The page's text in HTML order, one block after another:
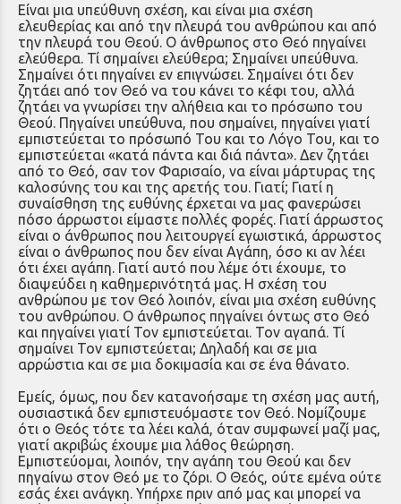
Είναι μια υπεύθυνη σχέση, και είναι μια σχέση
ελευθερίας και από την πλευρά του ανθρώπου και από
την πλευρά του Θεού. Ο άνθρωπος στο Θεό πηγαίνει
ελεύθερα. Τί σημαίνει ελεύθερα; Σημαίνει υπεύθυνα.
Σημαίνει ότι πηγαίνει εν επιγνώσει. Σημαίνει ότι δεν
ζητάει από τον Θεό να του κάνει το κέφι του, αλλά
ζητάει να γνωρίσει την αλήθεια και το πρόσωπο του
Θεού. Πηγαίνει υπεύθυνα, που σημαίνει, πηγαίνει γιατί
εμπιστεύεται το πρόσωπό Του και το Λόγο Του, και το
εμπιστεύεται «κατά πάντα και διά πάντα». Δεν ζητάει
από το Θεό, σαν τον Φαρισαίο, να είναι μάρτυρας της
καλοσύνης του και της αρετής του. Γιατί; Γιατί η
συναίσθηση της ευθύνης έρχεται να μας φανερώσει
πόσο άρρωστοι είμαστε πολλές φορές. Γιατί άρρωστος
είναι ο άνθρωπος που λειτουργεί εγωιστικά, άρρωστος
είναι ο άνθρωπος που δεν είναι Αγάπη, όσο κι αν λέει
ότι έχει αγάπη. Γιατί αυτό που λέμε ότι έχουμε, το
διαψεύδει η καθημερινότητά μας. Η σχέση του
ανθρώπου με τον Θεό λοιπόν, είναι μια σχέση ευθύνης
του ανθρώπου. Ο άνθρωπος πηγαίνει όντως στο Θεό
και πηγαίνει γιατί Τον εμπιστεύεται. Τον αγαπά. Τί
σημαίνει Τον εμπιστεύεται; Δηλαδή και σε μια
αρρώστια και σε μια δοκιμασία και σε ένα θάνατο.
Εμείς, όμως, που δεν κατανοήσαμε τη σχέση μας αυτή,
ουσιαστικά δεν εμπιστευόμαστε τον Θεό. Νομίζουμε
ότι ο Θεός τότε τα λέει καλά, όταν συμφωνεί μαζί μας,
γιατί ακριβώς έχουμε μια λάθος θεώρηση.
Εμπιστεύομαι, λοιπόν, την αγάπη του Θεού και δεν
πηγαίνω στον Θεό με το ζόρι. Ο Θεός, ούτε εμένα ούτε
εσάς έχει ανάγκη. Υπήρχε πριν από μας και μπορεί να